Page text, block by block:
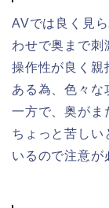
AVでは良く見
わせで奥まで刺
操作性が良く親
ある為、色々な
一方で、奥がま
ちょっと苦しい
いるので注意が